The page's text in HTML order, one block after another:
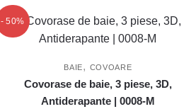
- 50%
BAIE, COVOARE
Covorase de baie, 3 piese, 3D,
Antiderapante | 0008-M